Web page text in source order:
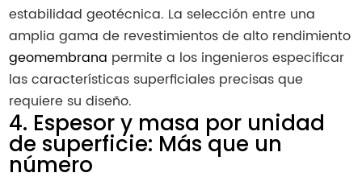
estabilidad geotécnica. La selección entre una
amplia gama de revestimientos de alto rendimiento
geomembrana permite a los ingenieros especificar
las características superficiales precisas que
requiere su diseño.
4. Espesor y masa por unidad
de superficie: Más que un
número